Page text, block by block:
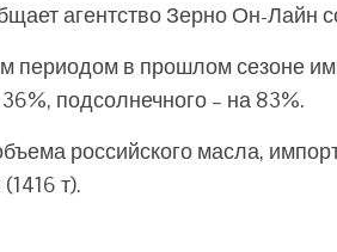
агентство Зерно О­­н-Лайн
периодом в прошлом сезоне
подсолнечного – на 83%.
российского масла,
т).